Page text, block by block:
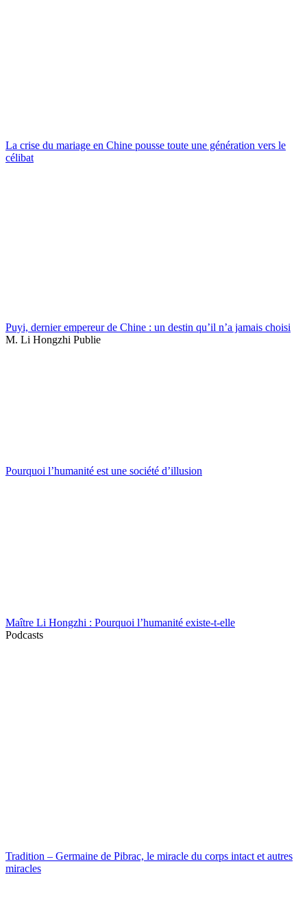
La crise du mariage en Chine pousse toute une génération vers le
célibat
Puyi, dernier empereur de Chine : un destin qu’il n’a jamais choisi
M. Li Hongzhi Publie
Pourquoi l’humanité est une société d’illusion
Maître Li Hongzhi : Pourquoi l’humanité existe-t-elle
Podcasts
Tradition – Germaine de Pibrac, le miracle du corps intact et autres
miracles